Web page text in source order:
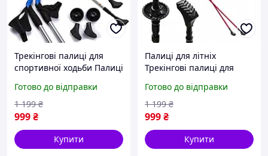
Трекінгові палиці для
спортивної ходьби Палиці
ходьби для літніх NILS
Extreme NW 602
Готово до відправки
999₴
1 199 ₴
Купити
Палиці для літніх
Трекінгові палиці для
нордичної спортивної
ходьби NILS Extreme NW
607 Red
Готово до відправки
999₴
1 199 ₴
Купити